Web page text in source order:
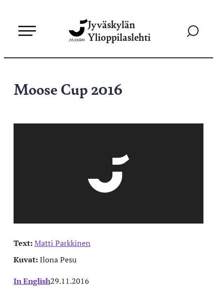
sisältöön
Jyväskylän
Ylioppilaslehti
Siirry
Moose Cup 2016
Text:Matti Parkkinen
Kuvat:Ilona Pesu
In English29.11.2016